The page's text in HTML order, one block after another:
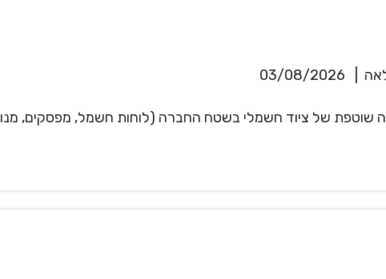
03/08/2026
של ציוד חשמלי בשטח החברה (לוחות חשמל, מפסקים,